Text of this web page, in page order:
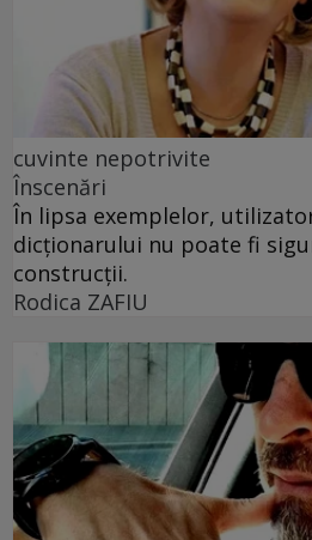
cuvinte nepotrivite
Înscenări
În lipsa exemplelor,
dicționarului nu poate fi
construcții.
Rodica ZAFIU